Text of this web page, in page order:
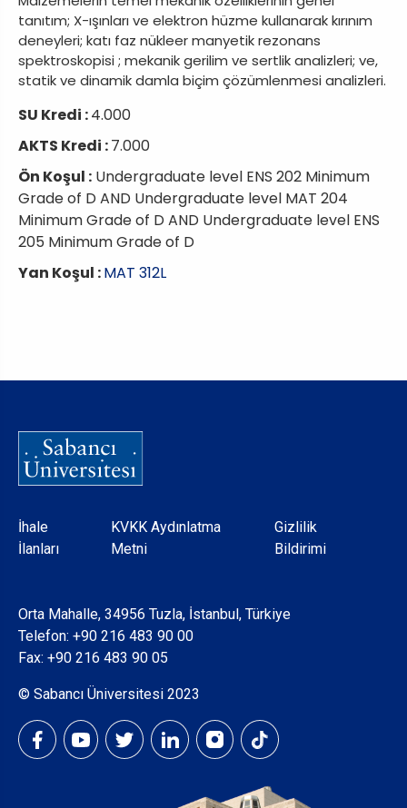
tanıtım; X-ışınları ve elektron hüzme kullanarak kırınım
deneyleri; katı faz nükleer manyetik rezonans
spektroskopisi ; mekanik gerilim ve sertlik analizleri; ve,
statik ve dinamik damla biçim çözümlenmesi analizleri.
SU Kredi :4.000
AKTS Kredi :7.000
Ön Koşul : Undergraduate level ENS 202 Minimum
Grade of D AND Undergraduate level MAT 204
Minimum Grade of D AND Undergraduate level ENS
205 Minimum Grade of D
Yan Koşul :MAT 312L
Dipnot
İhale
İlanları
KVKK Aydınlatma
Metni
Gizlilik
Bildirimi
Orta Mahalle, 34956 Tuzla, İstanbul, Türkiye
Telefon: +90 216 483 90 00
Fax: +90 216 483 90 05
© Sabancı Üniversitesi 2023